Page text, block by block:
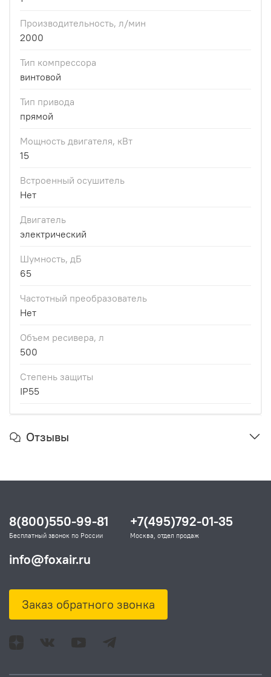
Производительность, л/мин
2000
Тип компрессора
винтовой
Тип привода
прямой
Мощность двигателя, кВт
15
Встроенный осушитель
Нет
Двигатель
электрический
Шумность, дБ
65
Частотный преобразователь
Нет
Объем ресивера, л
500
Степень защиты
IP55
Отзывы
8(800)550-99-81
Бесплатный звонок по России
+7(495)792-01-35
Москва, отдел продаж
info@foxair.ru
Заказ обратного звонка